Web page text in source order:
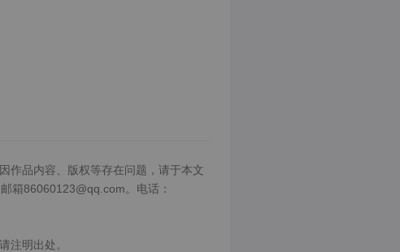
作品内容、版权等存在问题，请于本文
箱86060123@qq.com。电话：
注明出处。